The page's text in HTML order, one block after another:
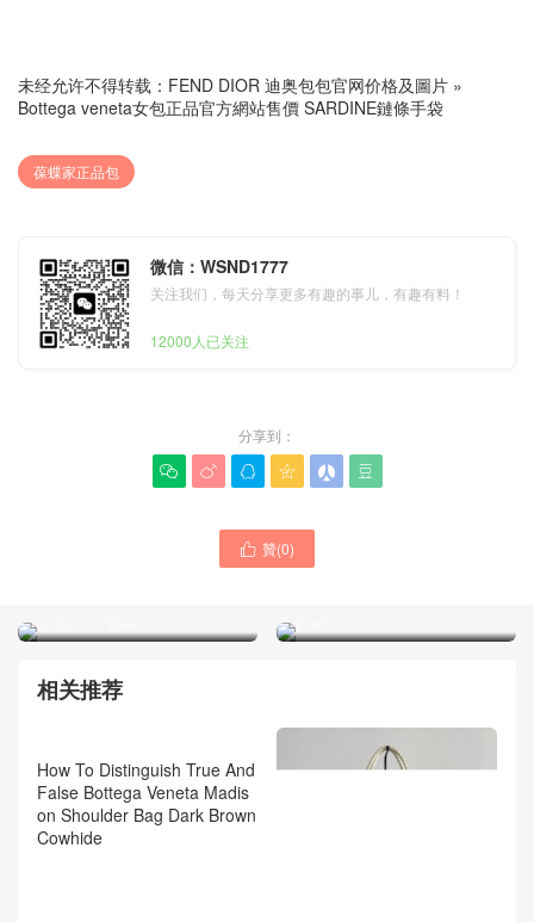
未经允许不得转载： FEND DIOR 迪奥包包官网价格及圖片 »
Bottega veneta女包正品官方網站售價 SARDINE鏈條手袋
葆蝶家正品包
微信：WSND1777
关注我们，每天分享更多有趣的事儿，有趣有料！
12000人已关注
分享到：
     
 贊(0)
Bottega veneta葆蝶家女包
Bottega veneta葆蝶家的包
手袋
相关推荐